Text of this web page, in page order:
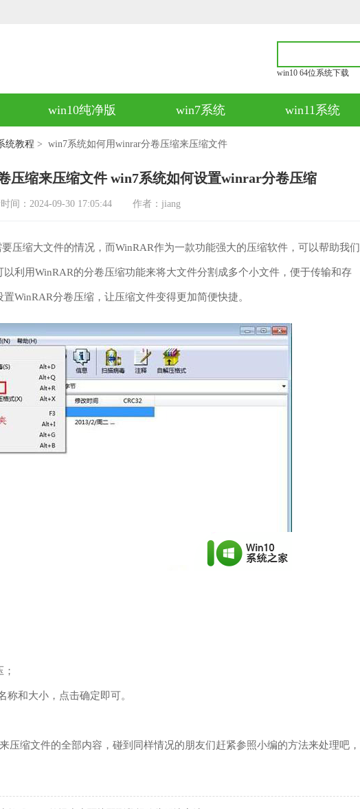
win10 64位系统下载
win10纯净版 win7系统 win11系统
统教程 > win7系统如何用winrar分卷压缩来压缩文件
压缩来压缩文件 win7系统如何设置winrar分卷压缩
间：2024-09-30 17:05:44 作者：jiang
缩大文件的情况，而WinRAR作为一款功能强大的压缩软件，可以帮助我们
利用WinRAR的分卷压缩功能来将大文件分割成多个小文件，便于传输和存
WinRAR分卷压缩，让压缩文件变得更加简便快捷。
和大小，点击确定即可。
缩文件的全部内容，碰到同样情况的朋友们赶紧参照小编的方法来处理吧，